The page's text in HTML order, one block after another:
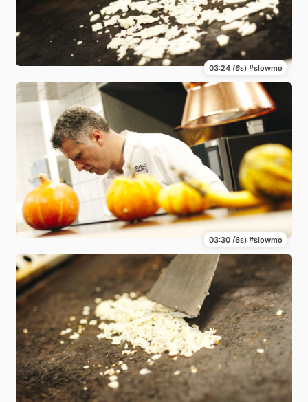
03:24 (6s) #slowmo
03:30 (6s) #slowmo